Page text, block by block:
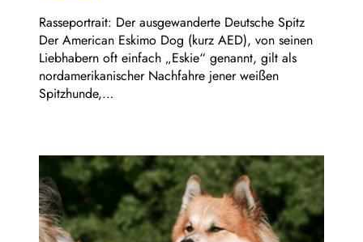
Rasseportrait: Der ausgewanderte Deutsche Spitz
Der American Eskimo Dog (kurz AED), von seinen
Liebhabern oft einfach „Eskie“ genannt, gilt als
nordamerikanischer Nachfahre jener weißen
Spitzhunde,…